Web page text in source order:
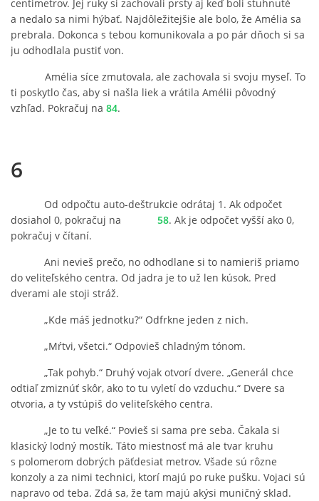
centimetrov. Jej ruky si zachovali prsty aj keď boli stuhnuté
a nedalo sa nimi hýbať. Najdôležitejšie ale bolo, že Amélia sa
prebrala. Dokonca s tebou komunikovala a po pár dňoch si sa
ju odhodlala pustiť von.
Amélia síce zmutovala, ale zachovala si svoju myseľ. To
ti poskytlo čas, aby si našla liek a vrátila Amélii pôvodný
vzhľad. Pokračuj na 84.
6
Od odpočtu auto-deštrukcie odrátaj 1. Ak odpočet
dosiahol 0, pokračuj na
58. Ak je odpočet vyšší ako 0,
pokračuj v čítaní.
Ani nevieš prečo, no odhodlane si to namieriš priamo
do veliteľského centra. Od jadra je to už len kúsok. Pred
dverami ale stoji stráž.
„Kde máš jednotku?“ Odfrkne jeden z nich.
„Mŕtvi, všetci.“ Odpovieš chladným tónom.
„Tak pohyb.“ Druhý vojak otvorí dvere. „Generál chce
odtiaľ zmiznúť skôr, ako to tu vyletí do vzduchu.“ Dvere sa
otvoria, a ty vstúpiš do veliteľského centra.
„Je to tu veľké.“ Povieš si sama pre seba. Čakala si
klasický lodný mostík. Táto miestnosť má ale tvar kruhu
s polomerom dobrých päťdesiat metrov. Všade sú rôzne
konzoly a za nimi technici, ktorí majú po ruke pušku. Vojaci sú
napravo od teba. Zdá sa, že tam majú akýsi muničný sklad.